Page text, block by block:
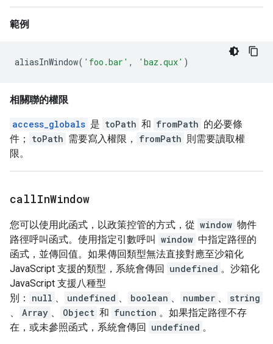
範例
aliasInWindow( 'foo.bar' , 'baz.qux' )
相關聯的權限
access_globals 是 toPath 和 fromPath 的必要條
件；
toPath 需要寫入權限， fromPath 則需要讀取權
限。
callInWindow
您可以使用此函式，以政策控管的方式，從 window 物件
路徑呼叫函式。使用指定引數呼叫 window 中指定路徑的
函式，並傳回值。如果傳回類型無法直接對應至沙箱化
JavaScript 支援的類型，系統會傳回 undefined 。沙箱化
JavaScript 支援八種型
別：
null 、 undefined 、 boolean 、 number 、
string
、
Array 、 Object 和 function 。如果指定路徑不存
在，或未參照函式，系統會傳回 undefined 。